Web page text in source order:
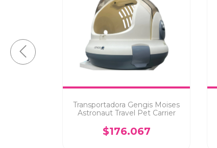
Transportadora Gengis Moises
Astronaut Travel Pet Carrier
$176.067